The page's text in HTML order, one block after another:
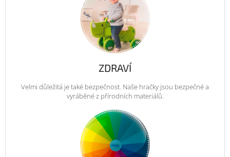
ZDRAVÍ
Velmi důležitá je také bezpečnost. Naše hračky jsou bezpečné a
vyráběné z přírodních materiálů.